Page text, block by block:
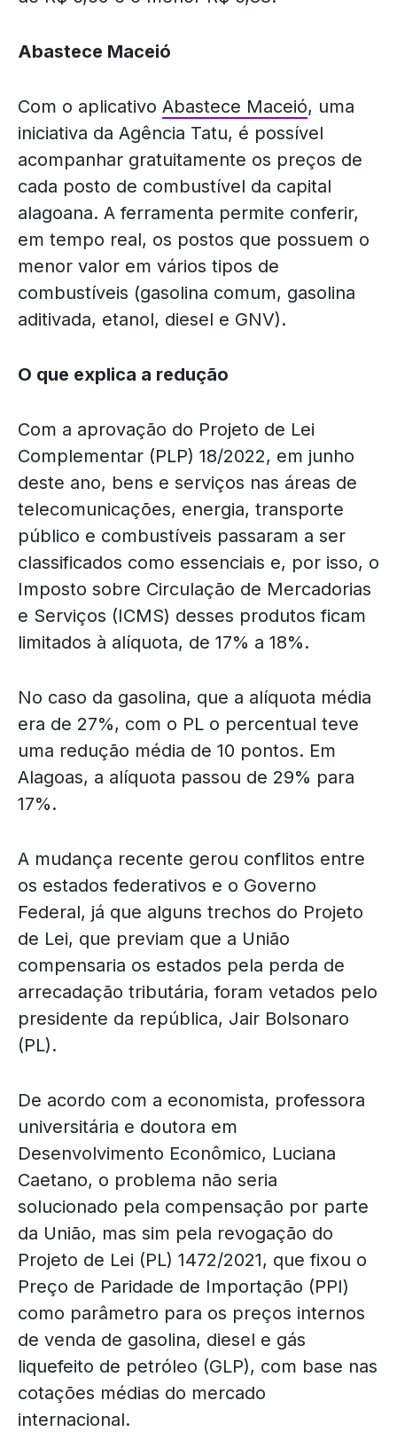
Abastece Maceió
Com o aplicativo Abastece Maceió, uma
iniciativa da Agência Tatu, é possível
acompanhar gratuitamente os preços de
cada posto de combustível da capital
alagoana. A ferramenta permite conferir,
em tempo real, os postos que possuem o
menor valor em vários tipos de
combustíveis (gasolina comum, gasolina
aditivada, etanol, diesel e GNV).
O que explica a redução
Com a aprovação do Projeto de Lei
Complementar (PLP) 18/2022, em junho
deste ano, bens e serviços nas áreas de
telecomunicações, energia, transporte
público e combustíveis passaram a ser
classificados como essenciais e, por isso, o
Imposto sobre Circulação de Mercadorias
e Serviços (ICMS) desses produtos ficam
limitados à alíquota, de 17% a 18%.
No caso da gasolina, que a alíquota média
era de 27%, com o PL o percentual teve
uma redução média de 10 pontos. Em
Alagoas, a alíquota passou de 29% para
17%.
A mudança recente gerou conflitos entre
os estados federativos e o Governo
Federal, já que alguns trechos do Projeto
de Lei, que previam que a União
compensaria os estados pela perda de
arrecadação tributária, foram vetados pelo
presidente da república, Jair Bolsonaro
(PL).
De acordo com a economista, professora
universitária e doutora em
Desenvolvimento Econômico, Luciana
Caetano, o problema não seria
solucionado pela compensação por parte
da União, mas sim pela revogação do
Projeto de Lei (PL) 1472/2021, que fixou o
Preço de Paridade de Importação (PPI)
como parâmetro para os preços internos
de venda de gasolina, diesel e gás
liquefeito de petróleo (GLP), com base nas
cotações médias do mercado
internacional.